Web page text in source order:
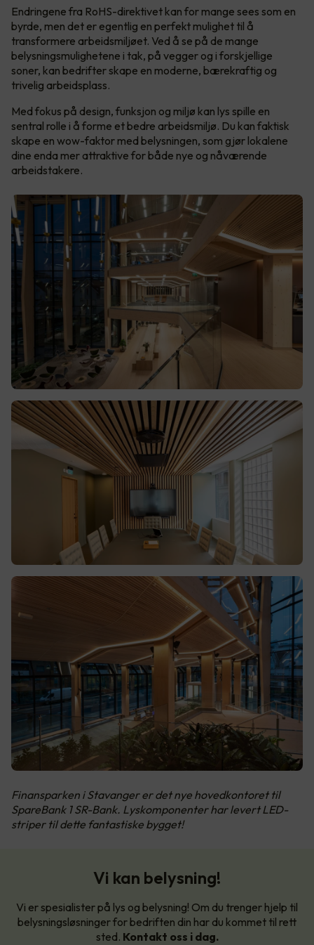
Endringene fra RoHS-direktivet kan for mange sees som en
byrde, men det er egentlig en perfekt mulighet til å
transformere arbeidsmiljøet. Ved å se på de mange
belysningsmulighetene i tak, på vegger og i forskjellige
soner, kan bedrifter skape en moderne, bærekraftig og
trivelig arbeidsplass.
Med fokus på design, funksjon og miljø kan lys spille en
sentral rolle i å forme et bedre arbeidsmiljø. Du kan faktisk
skape en wow-faktor med belysningen, som gjør lokalene
dine enda mer attraktive for både nye og nåværende
arbeidstakere.
Finansparken i Stavanger er det nye hovedkontoret til
SpareBank 1 SR-Bank. Lyskomponenter har levert LED-
striper til dette fantastiske bygget!
Vi kan belysning!
Vi er spesialister på lys og belysning! Om du trenger hjelp til
belysningsløsninger for bedriften din har du kommet til rett
sted. Kontakt oss i dag.